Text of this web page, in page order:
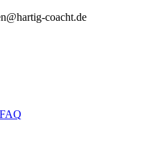
coacht.de